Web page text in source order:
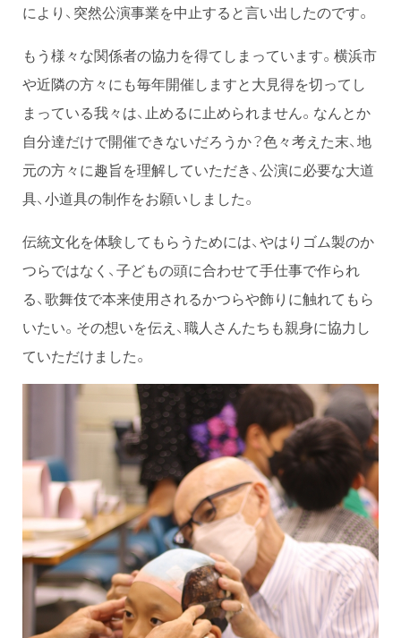
により、突然公演事業を中止すると言い出したのです。
もう様々な関係者の協力を得てしまっています。横浜市
や近隣の方々にも毎年開催しますと大見得を切ってし
まっている我々は、止めるに止められません。なんとか
自分達だけで開催できないだろうか？色々考えた末、地
元の方々に趣旨を理解していただき、公演に必要な大道
具、小道具の制作をお願いしました。
伝統文化を体験してもらうためには、やはりゴム製のか
つらではなく、子どもの頭に合わせて手仕事で作られ
る、歌舞伎で本来使用されるかつらや飾りに触れてもら
いたい。その想いを伝え、職人さんたちも親身に協力し
ていただけました。